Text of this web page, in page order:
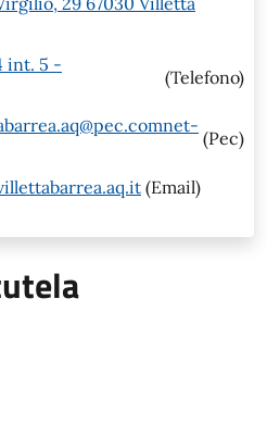
int. 5 -
(Telefono)
(Pec)
(Email)